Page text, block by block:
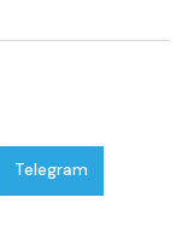
Telegram